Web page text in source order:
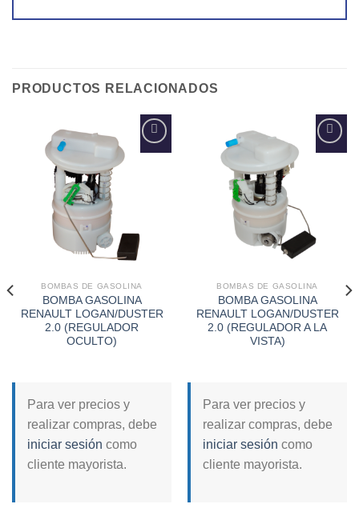
PRODUCTOS RELACIONADOS
BOMBAS DE GASOLINA
BOMBA GASOLINA
RENAULT LOGAN/DUSTER
2.0 (REGULADOR
OCULTO)
Para ver precios y
realizar compras, debe
iniciar sesión como
cliente mayorista.
BOMBAS DE GASOLINA
BOMBA GASOLINA
RENAULT LOGAN/DUSTER
2.0 (REGULADOR A LA
VISTA)
Para ver precios y
realizar compras, debe
iniciar sesión como
cliente mayorista.